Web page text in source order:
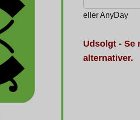
ellerAnyDay
Udsolgt - Se
alternativer.